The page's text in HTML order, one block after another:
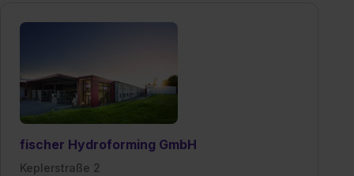
fischer Hydroforming GmbH
Keplerstraße 2